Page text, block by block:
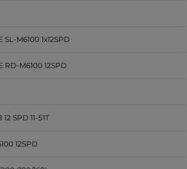
M6100 1x12SPD
RD-M6100 12SPD
SPD 11-51T
12SPD